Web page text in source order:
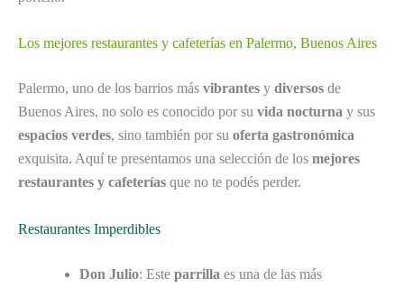
Los mejores restaurantes y cafeterías en Palermo, Buenos Aires
Palermo, uno de los barrios más vibrantes y diversos de
Buenos Aires, no solo es conocido por su vida nocturna y sus
espacios verdes, sino también por su oferta gastronómica
exquisita. Aquí te presentamos una selección de los mejores
restaurantes y cafeterías que no te podés perder.
Restaurantes Imperdibles
Don Julio: Este parrilla es una de las más